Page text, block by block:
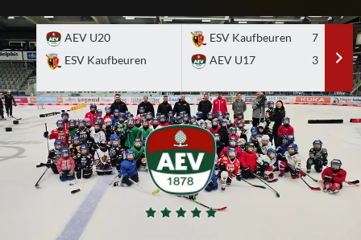
to
content
AEV U20
ESV Kaufbeuren
ESV Kaufbeuren
7
AEV U17
3